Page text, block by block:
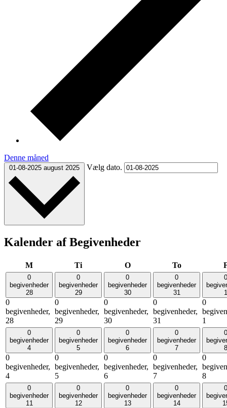
Denne måned
01-08-2025 august 2025 Vælg dato.
Kalender af Begivenheder
Mmandag Titirsdag Oonsdag Totorsdag
0
begivenheder
28
0
begivenheder,
28
0
begivenheder
29
0
begivenheder,
29
0
begivenheder
30
0
begivenheder,
30
0
begivenheder
31
0
begivenheder,
31
0
1
0
1
0
begivenheder
4
0
begivenheder,
4
0
begivenheder
5
0
begivenheder,
5
0
begivenheder
6
0
begivenheder,
6
0
begivenheder
7
0
begivenheder,
7
0
8
0
8
0
begivenheder
11
0
begivenheder
12
0
begivenheder
13
0
begivenheder
14
0